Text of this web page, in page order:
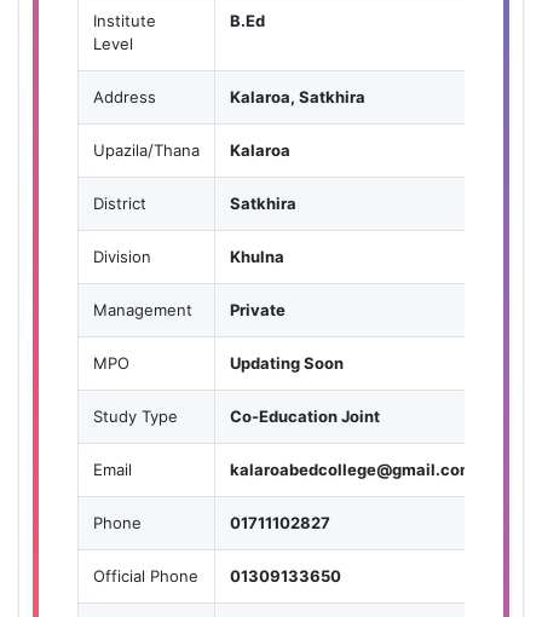
Institute
Level
B.Ed
Address Kalaroa, Satkhira
Upazila/Thana Kalaroa
District Satkhira
Division Khulna
Management Private
MPO Updating Soon
Study Type Co-Education Joint
Email kalaroabedcollege@gmail.com
Phone 01711102827
Official Phone 01309133650